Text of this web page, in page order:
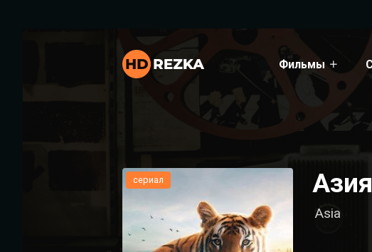
Фильмы
сериал
Asia